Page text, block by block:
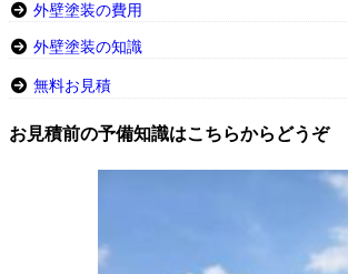
外壁塗装の費用
外壁塗装の知識
無料お見積
お見積前の予備知識はこちらからどうぞ